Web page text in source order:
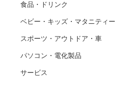
食品・ドリンク
ベビー・キッズ・マタニティー
スポーツ・アウトドア・車
パソコン・電化製品
サービス